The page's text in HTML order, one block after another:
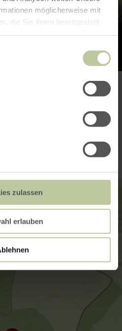
möglicherweise mit
die Sie ihnen bereitgestellt
zulassen
erlauben